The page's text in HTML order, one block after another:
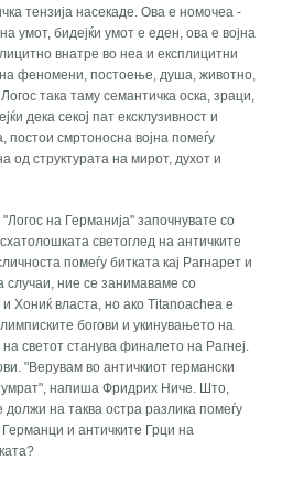
тензија насекаде. Ова е номочеа -
умот, бидејќи умот е еден, ова е војна
внатре во неа и експлицитни
феномени, постоење, душа, животно,
така таму семантичка оска, зраци,
дека секој пат ексклузивност и
постои смртоносна војна помеѓу
од структурата на мирот, духот и
на Германија" започнувате со
светоглед на античките
помеѓу битката кај Рагнарет и
случаи, ние се занимаваме со
Хониќ власта, но ако Titanoachea е
богови и укинувањето на
светот станува финалето на Рагнеј.
"Верувам во античкиот германски
умрат", напиша Фридрих Ниче. Што,
на таква остра разлика помеѓу
и античките Грци на